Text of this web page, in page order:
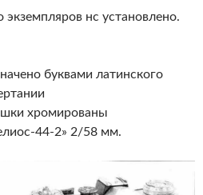
экземпляров нс установлено.
буквами латинского
хромированы
44-2» 2/58 мм.